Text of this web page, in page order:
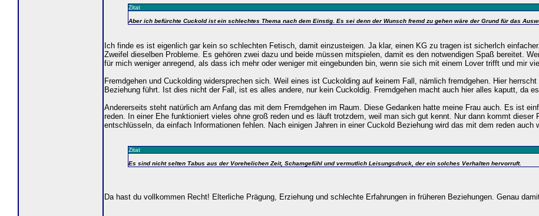
Zitat
Aber ich befürchte Cuckold ist ein schlechtes Thema nach dem Einstig. Es sei denn der Wunsch fremd zu gehen wäre der Grund für das
Ich finde es ist eigenlich gar kein so schlechten Fetisch, damit einzusteigen. Ja klar, einen KG zu tragen ist sicherlch
Zweifel dieselben Probleme. Es gehören zwei dazu und beide müssen mitspielen, damit es den notwendigen Spaß bereitet.
für mich weniger anregend, als dass ich mehr oder weniger mit eingebunden bin, wenn sie sich mit einem Lover trifft und mir
Fremdgehen und Cuckolding widersprechen sich. Weil eines ist Cuckolding auf keinem Fall, nämlich fremdgehen. Hier
Beziehung führt. Ist dies nicht der Fall, ist es alles andere, nur kein Cuckoldig. Fremdgehen macht auch hier alles kaputt, da
Andererseits steht natürlich am Anfang das mit dem Fremdgehen im Raum. Diese Gedanken hatte meine Frau auch. Es ist
reden. In einer Ehe funktioniert vieles ohne groß reden und es läuft trotzdem, weil man sich gut kennt. Nur dann kommt
entschlüsseln, da einfach Informationen fehlen. Nach einigen Jahren in einer Cuckold Beziehung wird das mit dem reden auch
Zitat
Es sind nicht selten Tabus aus der Vorehelichen Zeit, Schamgefühl und vermutlich Leisungsdruck, der ein solches Verhalten hervorruft.
Da hast du vollkommen Recht! Elterliche Prägung, Erziehung und schlechte Erfahrungen in früheren Beziehungen. Genau